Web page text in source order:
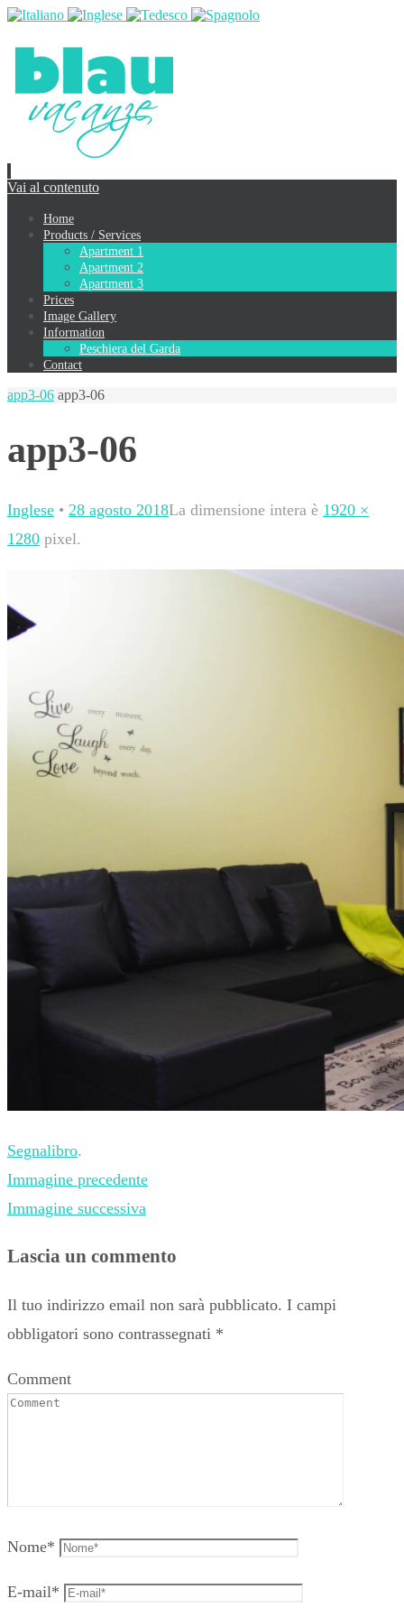
Vai al contenuto
Home
Products / Services
Apartment 1
Apartment 2
Apartment 3
Prices
Image Gallery
Information
Peschiera del Garda
Contact
app3-06 app3-06
app3-06
Inglese • 28 agosto 2018La dimensione intera è 1920 ×
1280 pixel.
Segnalibro.
Immagine precedente
Immagine successiva
Lascia un commento
Il tuo indirizzo email non sarà pubblicato. I campi
obbligatori sono contrassegnati *
Comment
Nome*
E-mail*